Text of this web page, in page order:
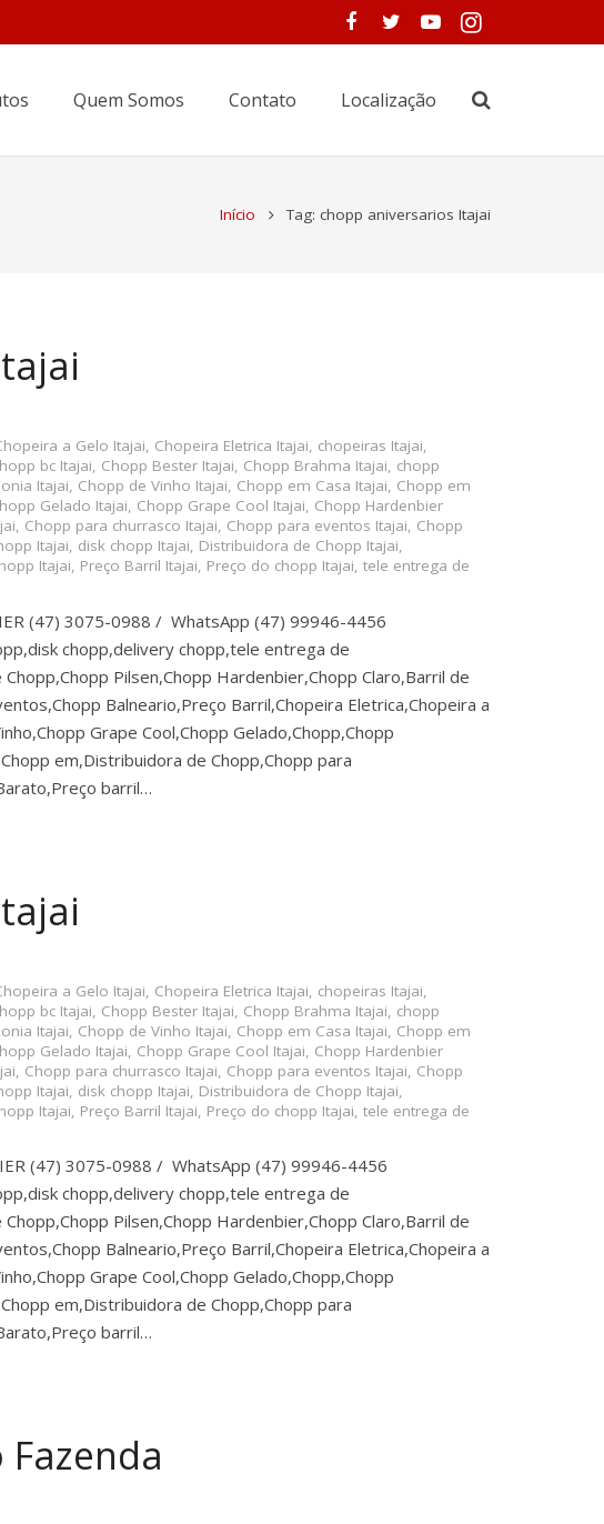
Quem Somos Contato Localização
Início Tag: chopp aniversarios Itajai
a Gelo Itajai, Chopeira Eletrica Itajai, chopeiras Itajai,
bc Itajai, Chopp Bester Itajai, Chopp Brahma Itajai, chopp
Itajai, Chopp de Vinho Itajai, Chopp em Casa Itajai, Chopp em
Gelado Itajai, Chopp Grape Cool Itajai, Chopp Hardenbier
, Chopp para churrasco Itajai, Chopp para eventos Itajai, Chopp
Itajai, disk chopp Itajai, Distribuidora de Chopp Itajai,
Itajai, Preço Barril Itajai, Preço do chopp Itajai, tele entrega de
(47) 3075-0988 / WhatsApp (47) 99946-4456
chopp,delivery chopp,tele entrega de
Pilsen,Chopp Hardenbier,Chopp Claro,Barril de
Balneario,Preço Barril,Chopeira Eletrica,Chopeira a
Grape Cool,Chopp Gelado,Chopp,Chopp
em,Distribuidora de Chopp,Chopp para
barril…
a Gelo Itajai Chopeira Eletrica Itajai chopeiras Itajai
bc Itajai Chopp Bester Itajai Chopp Brahma Itajai chopp
Itajai Chopp de Vinho Itajai Chopp em Casa Itajai Chopp em
Gelado Itajai Chopp Grape Cool Itajai Chopp Hardenbier
Chopp para churrasco Itajai Chopp para eventos Itajai Chopp
Itajai disk chopp Itajai Distribuidora de Chopp Itajai
Itajai Preço Barril Itajai Preço do chopp Itajai tele entrega de
(47) 3075-0988 / WhatsApp (47) 99946-4456
chopp,delivery chopp,tele entrega de
Pilsen,Chopp Hardenbier,Chopp Claro,Barril de
Balneario,Preço Barril,Chopeira Eletrica,Chopeira a
Grape Cool,Chopp Gelado,Chopp,Chopp
em,Distribuidora de Chopp,Chopp para
barril…